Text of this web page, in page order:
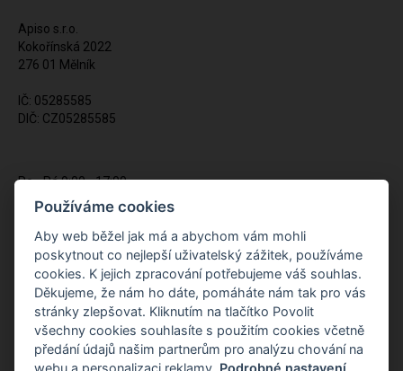
Apiso s.r.o.
Kokořínská 2022
276 01 Mělník
IČ: 05285585
DIČ: CZ05285585
Po - Pá 9:00 - 17:00
(12:00 - 12:30 pauza)
Napište nám kdykoliv!
info@apiso.cz
Používáme cookies
Aby web běžel jak má a abychom vám mohli
poskytnout co nejlepší uživatelský zážitek, používáme
cookies. K jejich zpracování potřebujeme váš souhlas.
Děkujeme, že nám ho dáte, pomáháte nám tak pro vás
stránky zlepšovat. Kliknutím na tlačítko Povolit
všechny cookies souhlasíte s použitím cookies včetně
předání údajů našim partnerům pro analýzu chování na
webu a personalizaci reklamy. Podrobné nastavení